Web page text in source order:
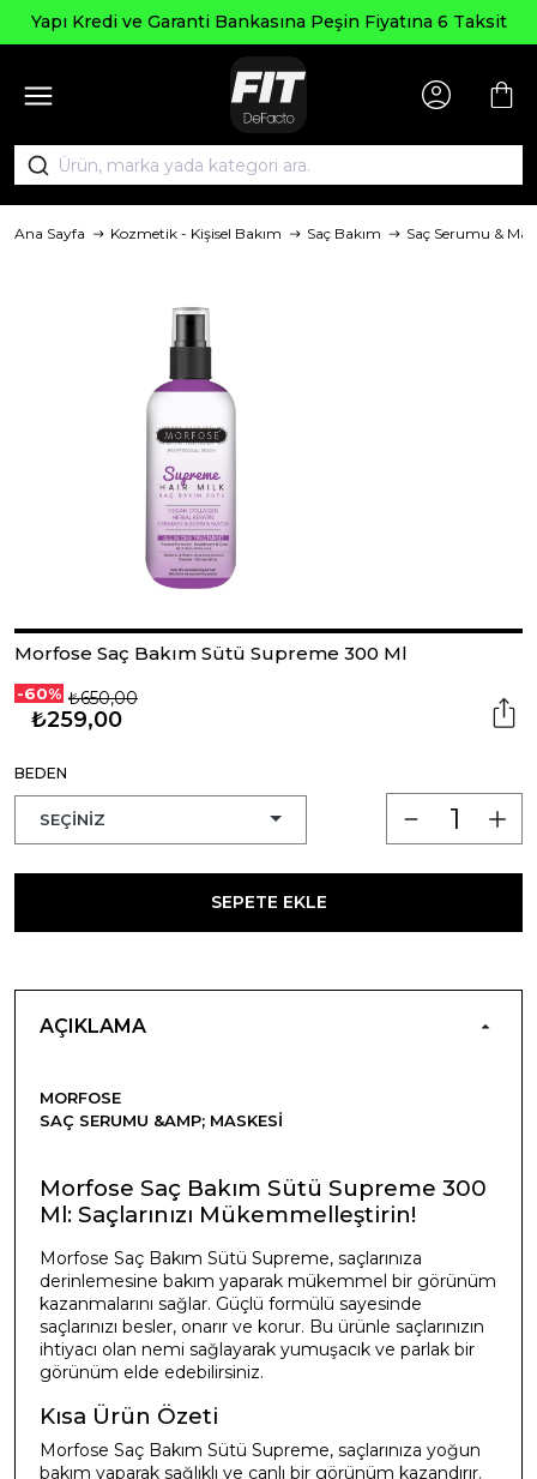
Garanti Bankasına Peşin Fiyatına 6 Taksit
Ana Sayfa Kozmetik - Kişisel Bakım Saç Bakım Saç Serumu &
Morfose Saç Bakım Sütü Supreme 300 Ml
-60% ₺650,00
₺259,00
BEDEN
SEPETE EKLE
AÇIKLAMA
MORFOSE
SAÇ SERUMU &AMP; MASKESI
Morfose Saç Bakım Sütü Supreme 300
Ml: Saçlarınızı Mükemmelleştirin!
Morfose Saç Bakım Sütü Supreme, saçlarınıza
derinlemesine bakım yaparak mükemmel bir görünüm
kazanmalarını sağlar. Güçlü formülü sayesinde
saçlarınızı besler, onarır ve korur. Bu ürünle saçlarınızın
ihtiyacı olan nemi sağlayarak yumuşacık ve parlak bir
görünüm elde edebilirsiniz.
Kısa Ürün Özeti
Morfose Saç Bakım Sütü Supreme, saçlarınıza yoğun
bakım yaparak sağlıklı ve canlı bir görünüm kazandırır.